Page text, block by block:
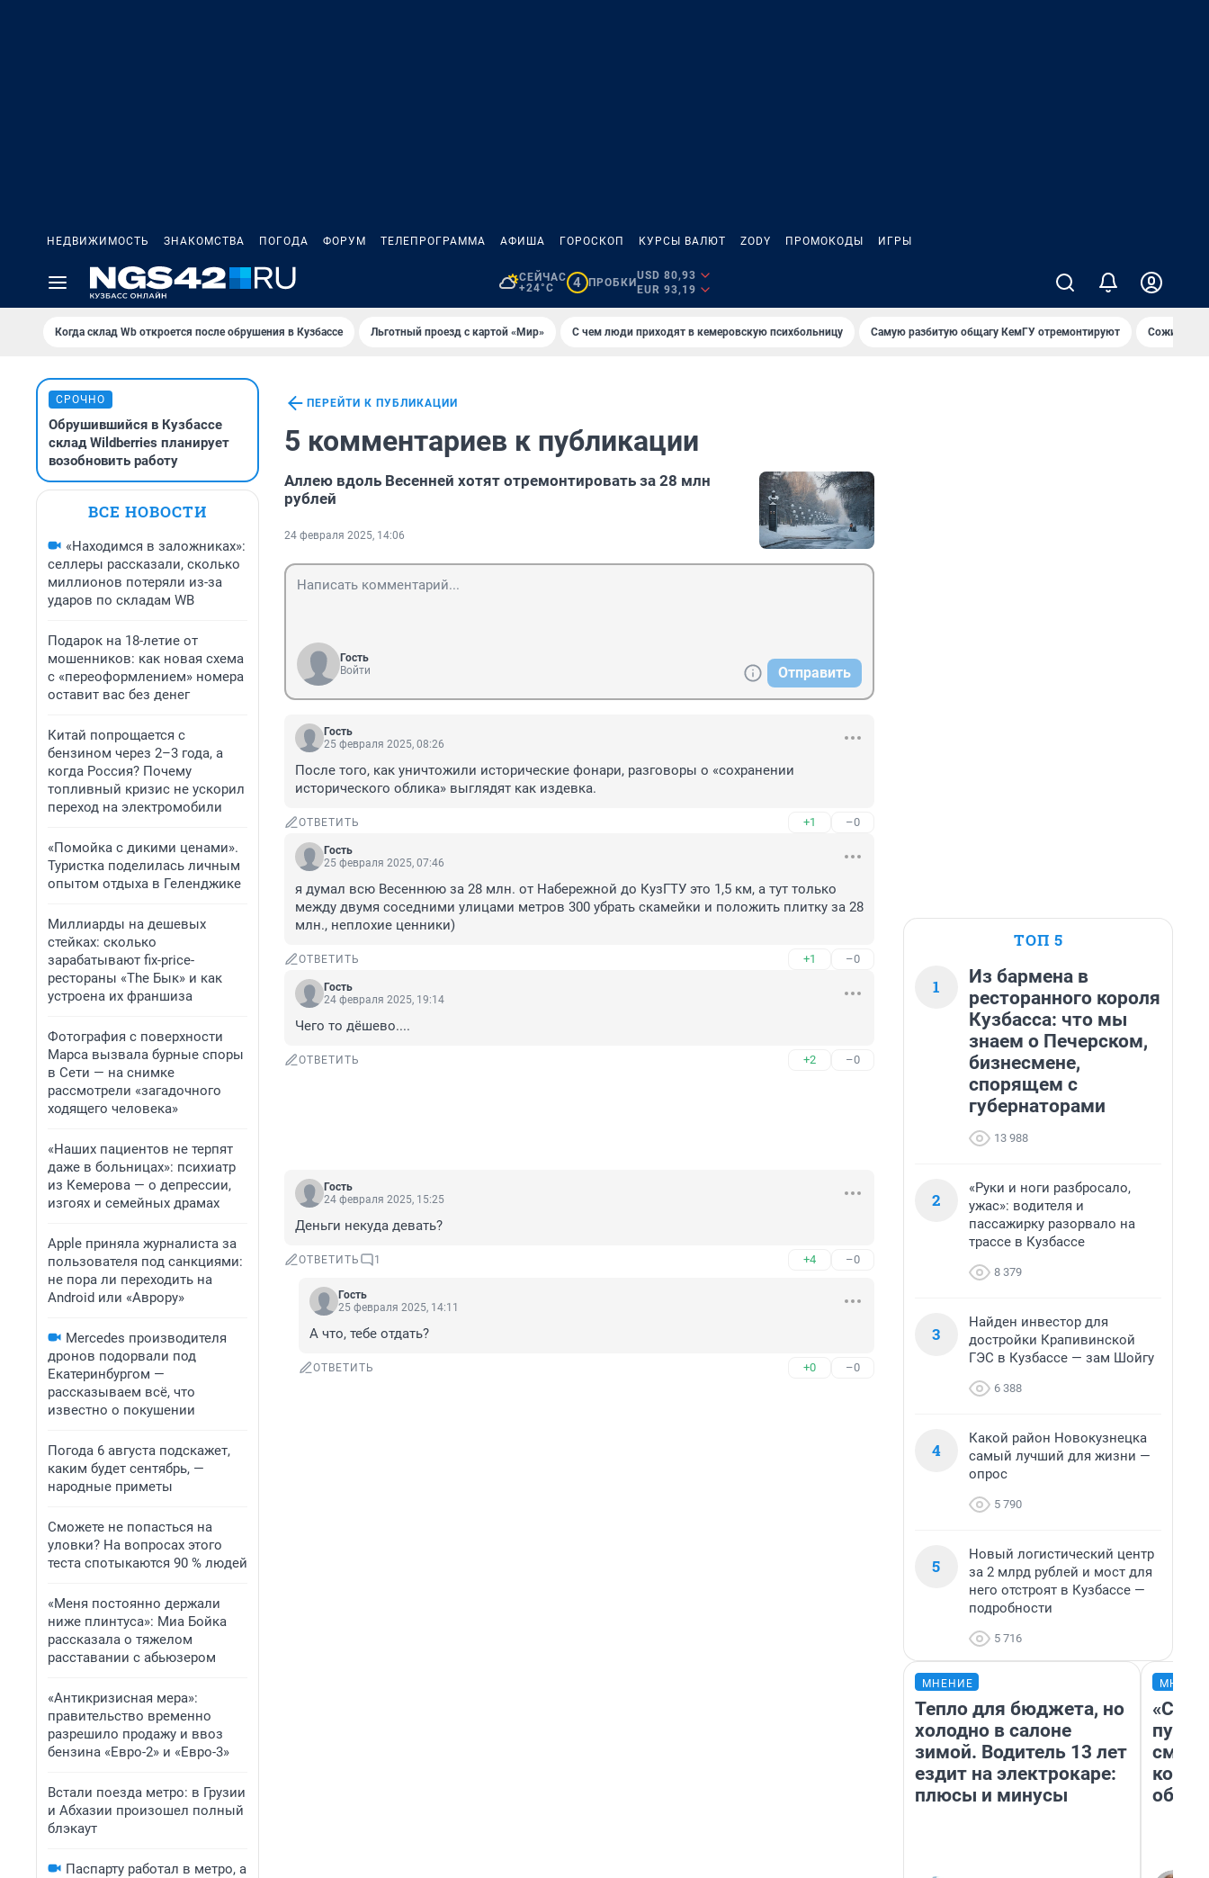
НЕДВИЖИМОСТЬ ЗНАКОМСТВА ПОГОДА ФОРУМ ТЕЛЕПРОГРАММА АФИША ГОРОСКОП КУРСЫ ВАЛЮТ ZODY ПРОМОКОДЫ ИГРЫ
СЕЙЧАС
+24°C
4 ПРОБКИ
USD 80,93
EUR 93,19
Когда склад Wb откроется после обрушения в Кузбассе Льготный проезд с картой «Мир» С чем люди приходят в кемеровскую психбольницу Самую разбитую общагу КемГУ отремонтируют
СРОЧНО
Обрушившийся в Кузбассе
склад Wildberries планирует
возобновить работу
ВСЕ НОВОСТИ
«Находимся в заложниках»:
селлеры рассказали, сколько
миллионов потеряли из-за
ударов по складам WB
Подарок на 18-летие от
мошенников: как новая схема
с «переоформлением» номера
оставит вас без денег
Китай попрощается с
бензином через 2–3 года, а
когда Россия? Почему
топливный кризис не ускорил
переход на электромобили
«Помойка с дикими ценами».
Туристка поделилась личным
опытом отдыха в Геленджике
Миллиарды на дешевых
стейках: сколько
зарабатывают fix-price-
рестораны «The Бык» и как
устроена их франшиза
Фотография с поверхности
Марса вызвала бурные споры
в Сети — на снимке
рассмотрели «загадочного
ходящего человека»
«Наших пациентов не терпят
даже в больницах»: психиатр
из Кемерова — о депрессии,
изгоях и семейных драмах
Apple приняла журналиста за
пользователя под санкциями:
не пора ли переходить на
Android или «Аврору»
Mercedes производителя
дронов подорвали под
Екатеринбургом —
рассказываем всё, что
известно о покушении
Погода 6 августа подскажет,
каким будет сентябрь, —
народные приметы
Сможете не попасться на
уловки? На вопросах этого
теста спотыкаются 90 % людей
«Меня постоянно держали
ниже плинтуса»: Миа Бойка
рассказала о тяжелом
расставании с абьюзером
«Антикризисная мера»:
правительство временно
разрешило продажу и ввоз
бензина «Евро-2» и «Евро-3»
Встали поезда метро: в Грузии
и Абхазии произошел полный
блэкаут
Паспарту работал в метро, а
ПЕРЕЙТИ К ПУБЛИКАЦИИ
5 комментариев к публикации
Аллею вдоль Весенней хотят отремонтировать за 28 млн
рублей
24 февраля 2025, 14:06
Гость
Войти
Отправить
Гость
25 февраля 2025, 08:26
После того, как уничтожили исторические фонари, разговоры о «сохранении
исторического облика» выглядят как издевка.
ОТВЕТИТЬ +1 –0
Гость
25 февраля 2025, 07:46
я думал всю Весеннюю за 28 млн. от Набережной до КузГТУ это 1,5 км, а тут только
между двумя соседними улицами метров 300 убрать скамейки и положить плитку за 28
млн., неплохие ценники)
ОТВЕТИТЬ +1 –0
Гость
24 февраля 2025, 19:14
Чего то дёшево....
ОТВЕТИТЬ +2 –0
Гость
24 февраля 2025, 15:25
Деньги некуда девать?
ОТВЕТИТЬ 1 +4 –0
Гость
25 февраля 2025, 14:11
А что, тебе отдать?
ОТВЕТИТЬ +0 –0
ТОП 5
1
Из бармена в
ресторанного короля
Кузбасса: что мы
знаем о Печерском,
бизнесмене,
спорящем с
губернаторами
13 988
2
«Руки и ноги разбросало,
ужас»: водителя и
пассажирку разорвало на
трассе в Кузбассе
8 379
3
Найден инвестор для
достройки Крапивинской
ГЭС в Кузбассе — зам Шойгу
6 388
4
Какой район Новокузнецка
самый лучший для жизни —
опрос
5 790
5
Новый логистический центр
за 2 млрд рублей и мост для
него отстроят в Кузбассе —
подробности
5 716
МНЕНИЕ
Тепло для бюджета, но
холодно в салоне
зимой. Водитель 13 лет
ездит на электрокаре:
плюсы и минусы